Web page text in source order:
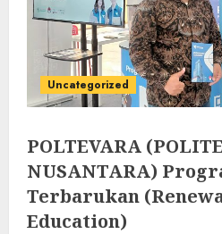
Uncategorized
POLTEVARA
NUSANTARA)
Terbarukan
Education)